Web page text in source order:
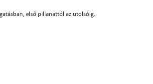
első pillanattól az utolsóig.